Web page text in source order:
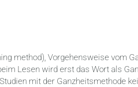
method), Vorgehensweise vom
Lesen wird erst das Wort als
mit der Ganzheitsmethode